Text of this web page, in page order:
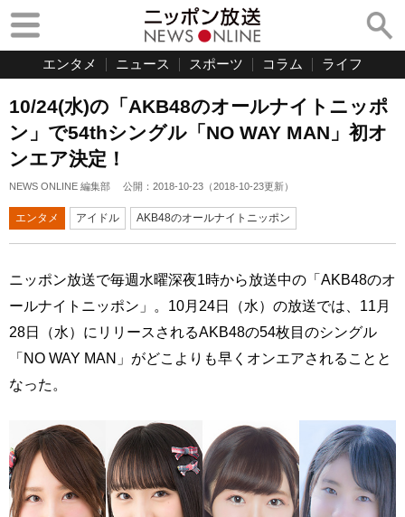
エンタメ ニュース スポーツ コラム ライフ
10/24(水)の「AKB48のオールナイトニッポ
ン」で54thシングル「NO WAY MAN」初オ
ンエア決定！
NEWS ONLINE 編集部 公開： 2018-10-23 （2018-10-23更新）
エンタメ アイドル AKB48のオールナイトニッポン
ニッポン放送で毎週水曜深夜1時から放送中の「AKB48のオ
ールナイトニッポン」。10月24日（水）の放送では、11月
28日（水）にリリースされるAKB48の54枚目のシングル
「NO WAY MAN」がどこよりも早くオンエアされることと
なった。